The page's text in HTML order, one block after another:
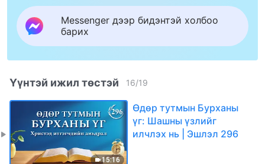
Messenger дээр бидэнтэй холбоо
барих
Үүнтэй ижил төстэй 16/19
15:16
Өдөр тутмын Бурханы
үг: Шашны үзлийг
илчлэх нь | Эшлэл 296